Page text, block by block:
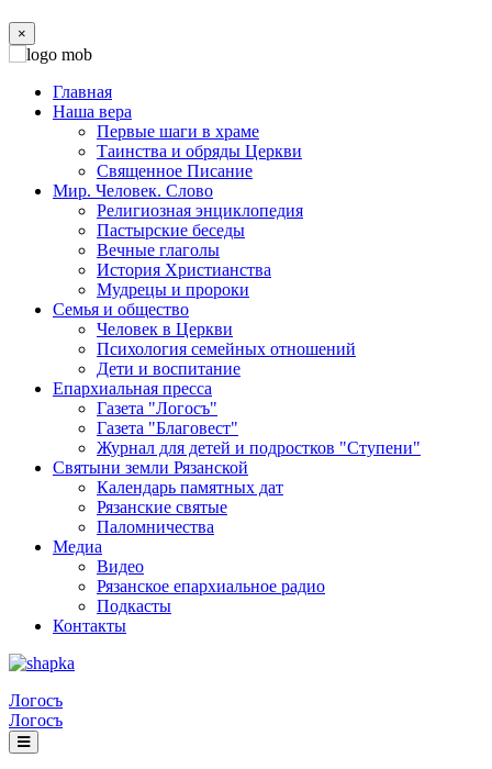
×
Главная
Наша вера
Первые шаги в храме
Таинства и обряды Церкви
Священное Писание
Мир. Человек. Слово
Религиозная энциклопедия
Пастырские беседы
Вечные глаголы
История Христианства
Мудрецы и пророки
Семья и общество
Человек в Церкви
Психология семейных отношений
Дети и воспитание
Епархиальная пресса
Газета "Логосъ"
Газета "Благовест"
Журнал для детей и подростков "Ступени"
Святыни земли Рязанской
Календарь памятных дат
Рязанские святые
Паломничества
Медиа
Видео
Рязанское епархиальное радио
Подкасты
Контакты
Логосъ
Логосъ